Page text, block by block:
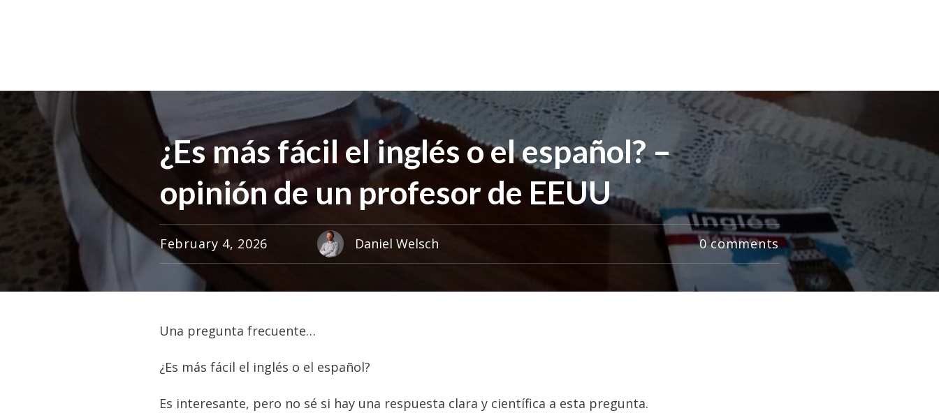
¿Es más fácil el inglés o el español? –
opinión de un profesor de EEUU
February 4, 2026 Daniel Welsch 0comments
Una pregunta frecuente…
¿Es más fácil el inglés o el español?
Es interesante, pero no sé si hay una respuesta clara y científica a esta pregunta.